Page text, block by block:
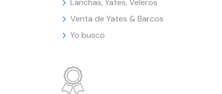
Lanchas, Yates, Veleros
Venta de Yates & Barcos
Yo busco